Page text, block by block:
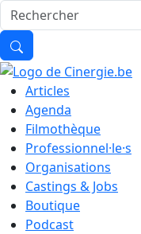
Articles
Agenda
Filmothèque
Professionnel·le·s
Organisations
Castings & Jobs
Boutique
Podcast